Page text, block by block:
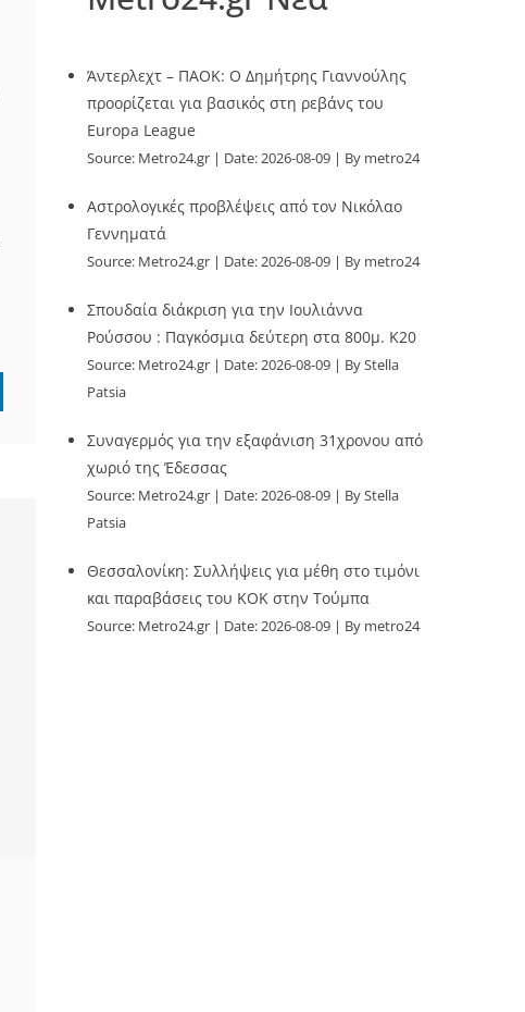
Άντερλεχτ – ΠΑΟΚ: Ο Δημήτρης Γιαννούλης
προορίζεται για βασικός στη ρεβάνς του
Europa League
Source: Metro24.gr Date: 2026-08-09 By metro24
Αστρολογικές προβλέψεις από τον Νικόλαο
Γεννηματά
Source: Metro24.gr Date: 2026-08-09 By metro24
Σπουδαία διάκριση για την Ιουλιάννα
Ρούσσου : Παγκόσμια δεύτερη στα 800μ. Κ20
Source: Metro24.gr Date: 2026-08-09
By Stella
Patsia
Συναγερμός για την εξαφάνιση 31χρονου από
χωριό της Έδεσσας
Source: Metro24.gr Date: 2026-08-09
By Stella
Patsia
Θεσσαλονίκη: Συλλήψεις για μέθη στο τιμόνι
και παραβάσεις του ΚΟΚ στην Τούμπα
Source: Metro24.gr Date: 2026-08-09 By metro24